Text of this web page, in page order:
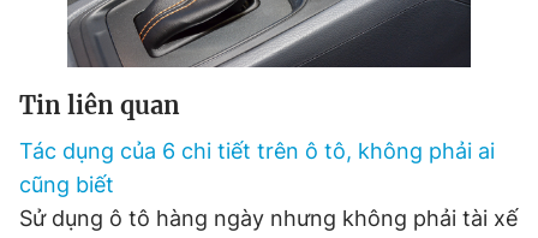
Tin liên quan
Tác dụng của 6 chi tiết trên ô tô, không phải ai
cũng biết
Sử dụng ô tô hàng ngày nhưng không phải tài xế